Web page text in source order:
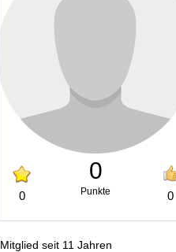
0
0
Punkte 0
Mitglied seit 11 Jahren